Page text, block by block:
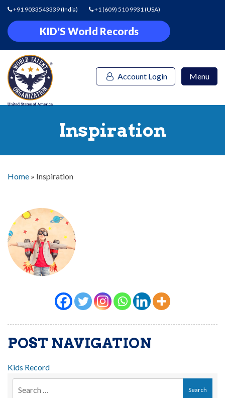
+91 9033543339(India) +1 (609) 510 9931(USA)
KID'S World Records
Account Login Menu
Inspiration
Home » Inspiration
POST NAVIGATION
Kids Record